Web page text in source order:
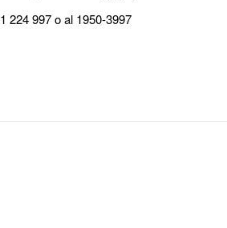
224 997 o al 1950-3997